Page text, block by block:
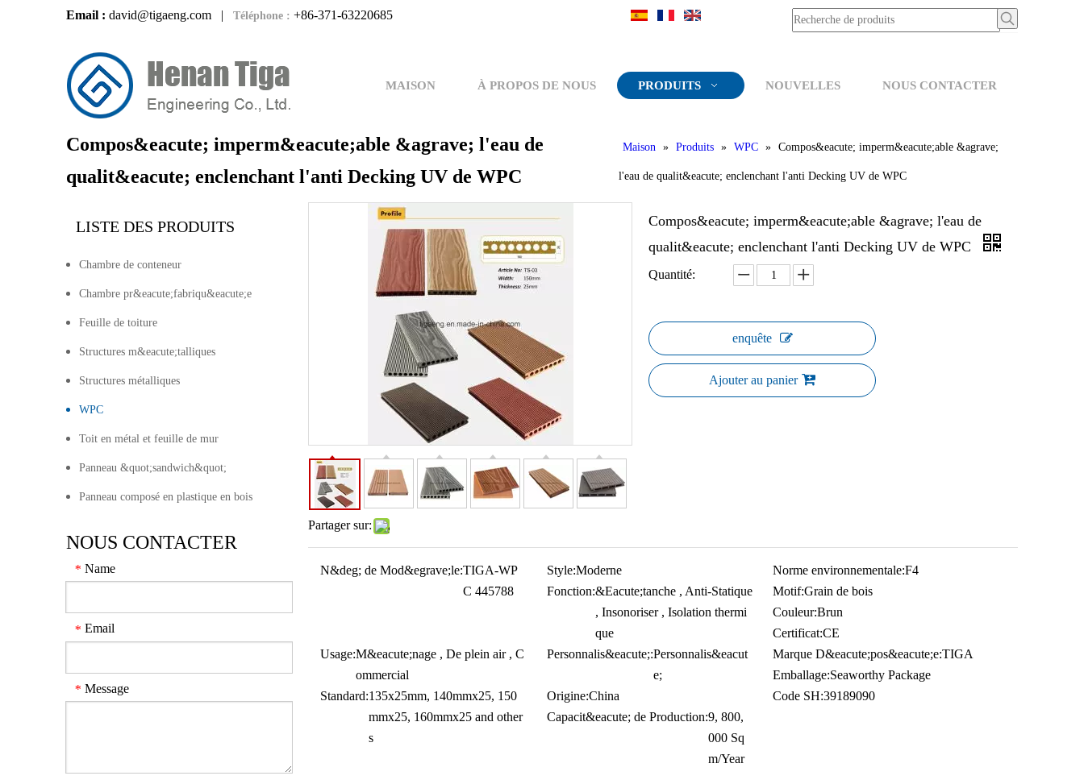
Email : david@tigaeng.com | Téléphone : +86-371-63220685
MAISON À PROPOS DE NOUS PRODUITS NOUVELLES NOUS CONTACTER
Compos&eacute; imperm&eacute;able &agrave; l'eau de
qualit&eacute; enclenchant l'anti Decking UV de WPC
Maison » Produits » WPC » Compos&eacute; imperm&eacute;able &agrave;
l'eau de qualit&eacute; enclenchant l'anti Decking UV de WPC
LISTE DES PRODUITS
Chambre de conteneur
Chambre pr&eacute;fabriqu&eacute;e
Feuille de toiture
Structures m&eacute;talliques
Structures métalliques
WPC
Toit en métal et feuille de mur
Panneau &quot;sandwich&quot;
Panneau composé en plastique en bois
NOUS CONTACTER
* Name
* Email
* Message
Partager sur:
Compos&eacute; imperm&eacute;able &agrave; l'eau de
qualit&eacute; enclenchant l'anti Decking UV de WPC
Quantité:
enquête
Ajouter au panier
N&deg; de Mod&egrave;le:TIGA-WP
C 445788
Style:Moderne Norme environnementale:F4
Fonction:&Eacute;tanche , Anti-Statique
, Insonoriser , Isolation thermi
que
Motif:Grain de bois
Couleur:Brun
Certificat:CE
Usage:M&eacute;nage , De plein air , C
ommercial
Personnalis&eacute;:Personnalis&eacut
e;
Marque D&eacute;pos&eacute;e:TIGA
Emballage:Seaworthy Package
Standard:135x25mm, 140mmx25, 150
mmx25, 160mmx25 and other
s
Origine:China Code SH:39189090
Capacit&eacute; de Production:9, 800,
000 Sq
m/Year